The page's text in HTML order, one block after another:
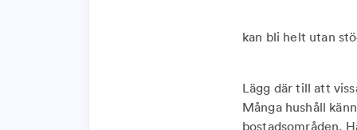
kan bli helt utan
Lägg där till att
Många hushåll
bostadsområden.